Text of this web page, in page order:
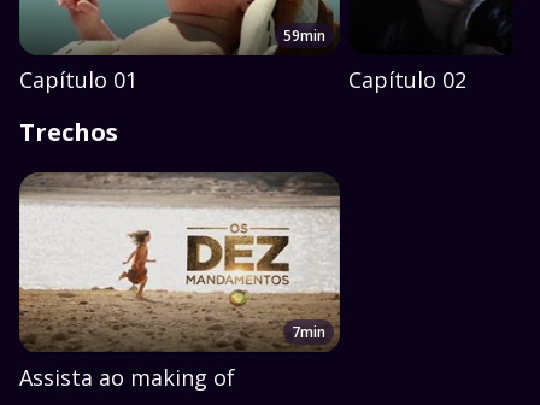
59min
Capítulo 01 Capítulo 02
Trechos
7min
Assista ao making of